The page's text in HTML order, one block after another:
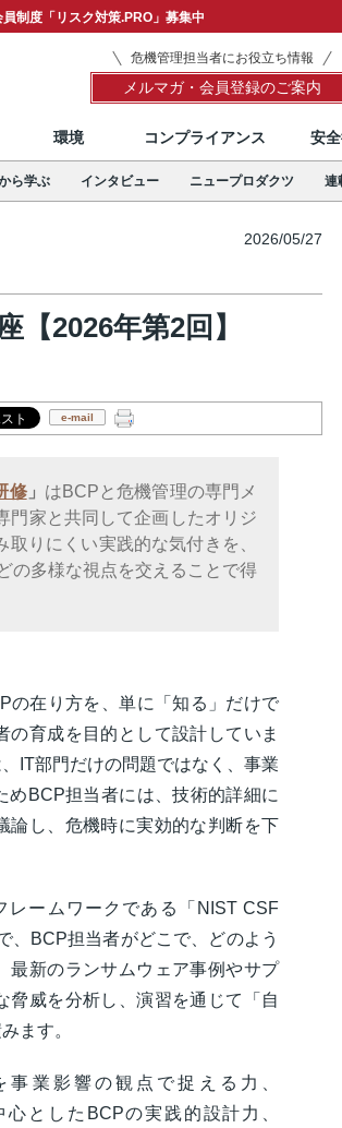
制度「リスク対策.PRO」募集中
危機管理担当者にお役立ち情報
メルマガ・会員登録のご案内
環境 コンプライアンス 安
ら学ぶ インタビュー ニュープロダクツ 連
2026/05/27
2026年第2回】
e-mail
修」 はBCPと危機管理の専門メ
門家と共同して企画したオリジ
りにくい実践的な気付きを、
の多様な視点を交えることで得
の在り方を、単に「知る」だけで
育成を目的として設計していま
IT部門だけの問題ではなく、事業
BCP担当者には、技術的詳細に
論し、危機時に実効的な判断を下
ームワークである「NIST CSF
、BCP担当者がどこで、どのよう
最新のランサムウェア事例やサプ
脅威を分析し、演習を通じて「自
ます。
業影響の観点で捉える力、
としたBCPの実践的設計力、